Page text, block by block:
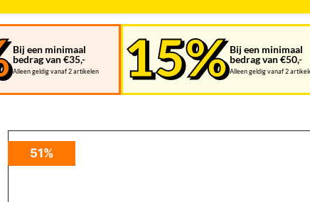
Bij een minimaal
bedrag van €35,-
Alleen geldig vanaf 2 artikelen
Bij een minimaal
bedrag van €50,-
Alleen geldig vanaf 2
51%